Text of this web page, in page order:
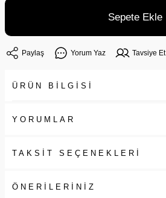
Sepete Ekle
Paylaş Yorum Yaz Tavsiye Et
ÜRÜN BİLGİSİ
YORUMLAR
TAKSİT SEÇENEKLERİ
ÖNERİLERİNİZ